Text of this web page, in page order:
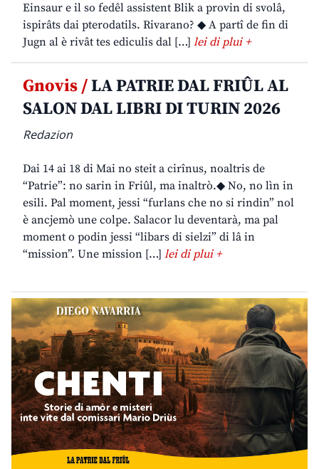
Einsaur e il so fedêl assistent Blik a provin di svolâ,
ispirâts dai pterodatils. Rivarano? ◆ A partî de fin di
Jugn al è rivât tes ediculis dal […] lei di plui +
Gnovis /LA PATRIE DAL FRIÛL AL
SALON DAL LIBRI DI TURIN 2026
Redazion
Dai 14 ai 18 di Mai no steit a cirînus, noaltris de
“Patrie”: no sarin in Friûl, ma inaltrò.◆ No, no lìn in
esili. Pal moment, jessi “furlans che no si rindin” nol
è ancjemò une colpe. Salacor lu deventarà, ma pal
moment o podin jessi “libars di sielzi” di lâ in
“mission”. Une mission […] lei di plui +